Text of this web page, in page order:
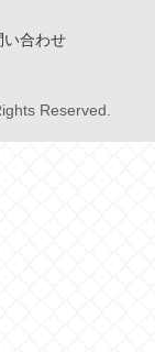
い合わせ
Reserved.